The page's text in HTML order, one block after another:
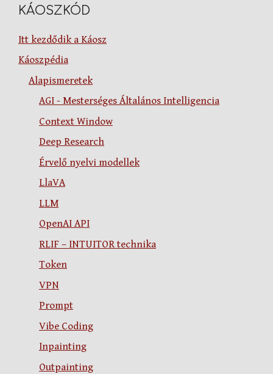
KÁOSZKÓD
Itt kezdődik a Káosz
Káoszpédia
Alapismeretek
AGI - Mesterséges Általános Intelligencia
Context Window
Deep Research
Érvelő nyelvi modellek
LlaVA
LLM
OpenAI API
RLIF – INTUITOR technika
Token
VPN
Prompt
Vibe Coding
Inpainting
Outpainting